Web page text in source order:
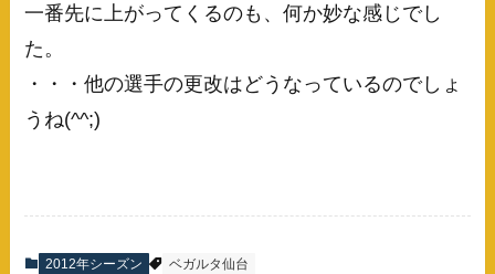
一番先に上がってくるのも、何か妙な感じでし
た。
・・・他の選手の更改はどうなっているのでしょ
うね(^^;)
2012年シーズン ベガルタ仙台